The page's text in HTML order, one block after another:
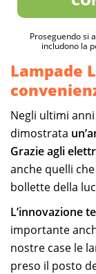
Proseguendo si
includono la
Lampade
Negli ultimi anni
dimostrata
Grazie agli
anche quelli
bollette della
L’innovazione
importante
nostre case le
preso il posto